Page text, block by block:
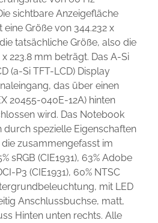
sichtbare Anzeigefläche
Größe von 344.232 x
tatsächliche Größe, also die
223.8 mm beträgt. Das A-Si
(a-Si TFT-LCD) Display
das über einen
20455-040E-12A) hinten
wird. Das Notebook
durch spezielle Eigenschaften
zusammengefasst im
sRGB (CIE1931), 63% Adobe
P3 (CIE1931), 60% NTSC
mit LED
Anschlussbuchse, matt,
Hinten unten rechts. Alle